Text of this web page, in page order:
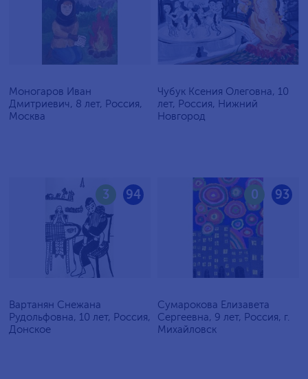
Моногаров Иван
Дмитриевич, 8 лет, Россия,
Москва
Чубук Ксения Олеговна, 10
лет, Россия, Нижний
Новгород
94
3
Вартанян Снежана
Рудольфовна, 10 лет, Россия,
Донское
93
0
Сумарокова Елизавета
Сергеевна, 9 лет, Россия, г.
Михайловск